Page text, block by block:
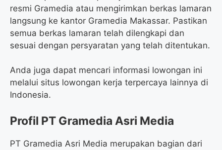
resmi Gramedia atau mengirimkan berkas lamaran
langsung ke kantor Gramedia Makassar. Pastikan
semua berkas lamaran telah dilengkapi dan
sesuai dengan persyaratan yang telah ditentukan.
Anda juga dapat mencari informasi lowongan ini
melalui situs lowongan kerja terpercaya lainnya di
Indonesia.
Profil PT Gramedia Asri Media
PT Gramedia Asri Media merupakan bagian dari